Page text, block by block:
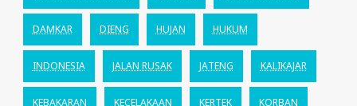
DAMKAR DIENG HUJAN HUKUM
INDONESIA JALAN RUSAK JATENG KALIKAJAR
KEBAKARAN KECELAKAAN KERTEK KORBAN